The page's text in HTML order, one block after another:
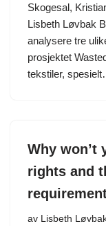
Skogesal,
Lisbeth Løvbak
analysere tre
prosjektet
tekstiler,
Why won’t
rights and
av Lisbeth